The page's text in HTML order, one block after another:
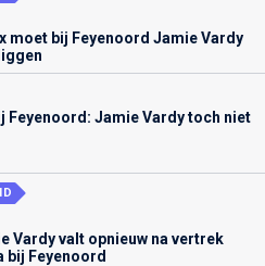
moet bij Feyenoord Jamie Vardy
Feyenoord: Jamie Vardy toch niet
Vardy valt opnieuw na vertrek
bij Feyenoord